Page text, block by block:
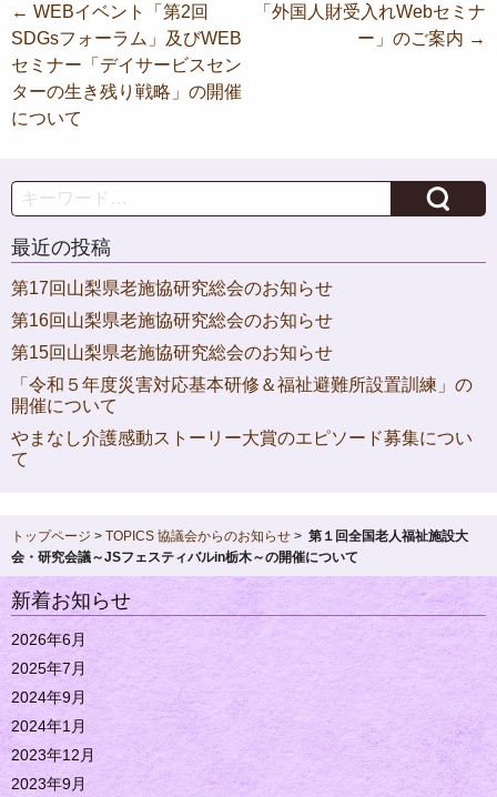
投
稿
ナ
ビ
ー
ョ
ン
← WEBイベント「第2回
SDGsフォーラム」及びWEB
セミナー「デイサービスセン
ターの生き残り戦略」の開催
について
「外国人財受入れWebセミナ
ー」のご案内 →
Search
最近の投稿
第17回山梨県老施協研究総会のお知らせ
第16回山梨県老施協研究総会のお知らせ
第15回山梨県老施協研究総会のお知らせ
「令和５年度災害対応基本研修＆福祉避難所設置訓練」の
開催について
やまなし介護感動ストーリー大賞のエピソード募集につい
て
トップページ > TOPICS 協議会からのお知らせ > 第１回全国老人福祉施設大
会・研究会議～JSフェスティバルin栃木～の開催について
新着お知らせ
2026年6月
2025年7月
2024年9月
2024年1月
2023年12月
2023年9月